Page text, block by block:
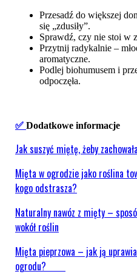
Przesadź do większej
się „zdusiły”.
Sprawdź, czy nie stoi w
Przytnij radykalnie –
aromatyczne.
Podlej biohumusem i
odpoczęła.
✅ Dodatkowe informacje
Jak suszyć miętę, żeby
Mięta w ogrodzie jako roślina
kogo odstrasza?
Naturalny nawóz z mięty –
wokół roślin
Mięta pieprzowa – jak ją
ogrodu?